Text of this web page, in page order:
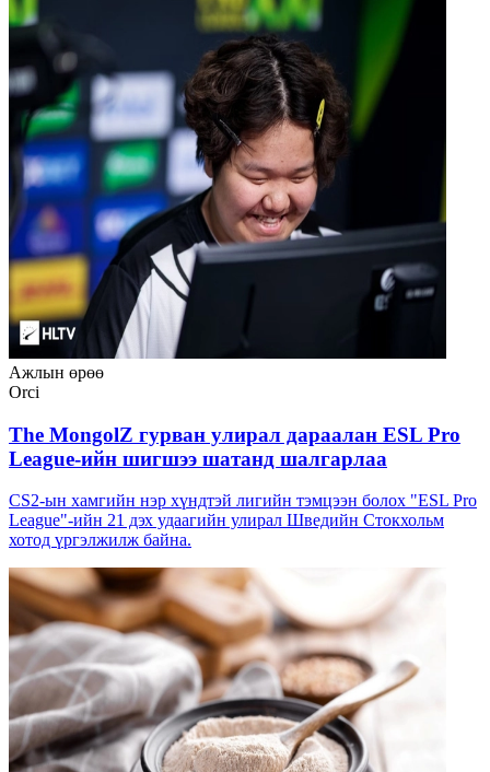
Ажлын өрөө
Orci
The MongolZ гурван улирал дараалан ESL Pro
League-ийн шигшээ шатанд шалгарлаа
CS2-ын хамгийн нэр хүндтэй лигийн тэмцээн болох "ESL Pro
League"-ийн 21 дэх удаагийн улирал Шведийн Стокхольм
хотод үргэлжилж байна.